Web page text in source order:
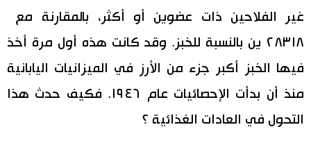
لايف ستايل
طوكيو
غير الفلاحين ذات عضوين أو أكثر، بالمقارنة مع
٢٨٣١٨ ين بالنسبة للخبز. وقد كانت هذه أول مرة أخذ
فيها الخبز أكبر جزء من الأرز في الميزانيات اليابانية
منذ أن بدأت الإحصائيات عام ١٩٤٦. فكيف حدث هذا
التحول في العادات الغذائية ؟